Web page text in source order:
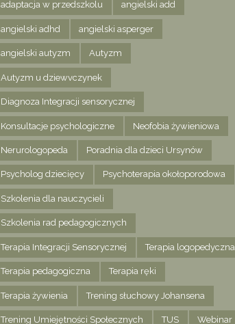
adaptacja w przedszkolu angielski add
angielski adhd angielski asperger
angielski autyzm Autyzm
Autyzm u dziewvczynek
Diagnoza Integracji sensorycznej
Konsultacje psychologiczne Neofobia żywieniowa
Nerurologopeda Poradnia dla dzieci Ursynów
Psycholog dziecięcy Psychoterapia okołoporodowa
Szkolenia dla nauczycieli
Szkolenia rad pedagogicznych
Terapia Integracji Sensorycznej Terapia logopedyczna
Terapia pedagogiczna Terapia ręki
Terapia żywienia Trening słuchowy Johansena
Trening Umiejętności Społecznych TUS Webinar